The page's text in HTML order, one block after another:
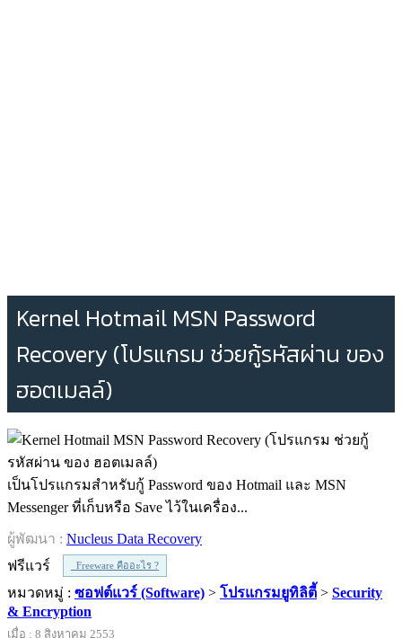
Kernel Hotmail MSN Password
Recovery (โปรแกรม ช่วยกู้รหัสผ่าน ของ
ฮอตเมลล์)
เป็นโปรแกรมสำหรับกู้ Password ของ Hotmail และ MSN
Messenger ที่เก็บหรือ Save ไว้ในเครื่อง...
ผู้พัฒนา : Nucleus Data Recovery
ฟรีแวร์
Freeware คืออะไร ?
หมวดหมู่ : ซอฟต์แวร์ (Software) > โปรแกรมยูทิลิตี้ > Security
& Encryption
เมื่อ : 8 สิงหาคม 2553